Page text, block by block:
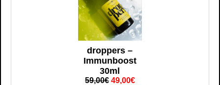
droppers –
Immunboost
30ml
59,00€ 49,00€